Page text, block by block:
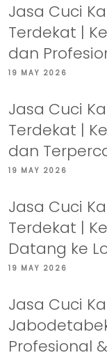
Jasa Cuci
Terdekat |
dan
19 MAY 2026
Jasa Cuci
Terdekat |
dan
19 MAY 2026
Jasa Cuci
Terdekat |
Datang ke
19 MAY 2026
Jasa Cuci
Profesional